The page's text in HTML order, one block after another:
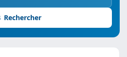
Rechercher